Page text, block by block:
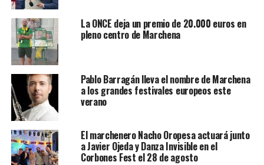
La ONCE deja un premio de 20.000 euros en
pleno centro de Marchena
Pablo Barragán lleva el nombre de Marchena
a los grandes festivales europeos este
verano
El marchenero Nacho Oropesa actuará junto
a Javier Ojeda y Danza Invisible en el
Corbones Fest el 28 de agosto